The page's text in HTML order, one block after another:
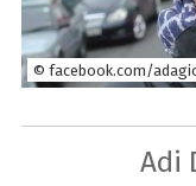
© facebook.com/
Adi